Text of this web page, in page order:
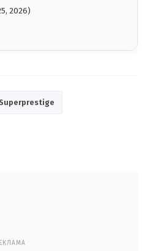
2026)
Superprestige